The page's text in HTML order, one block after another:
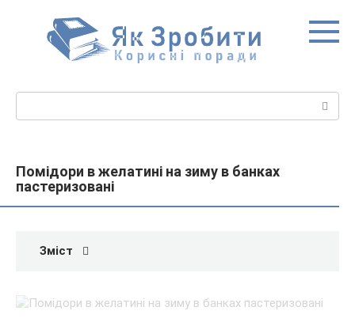
Помідори в желатині на зиму в банках
пастеризовані
Зміст